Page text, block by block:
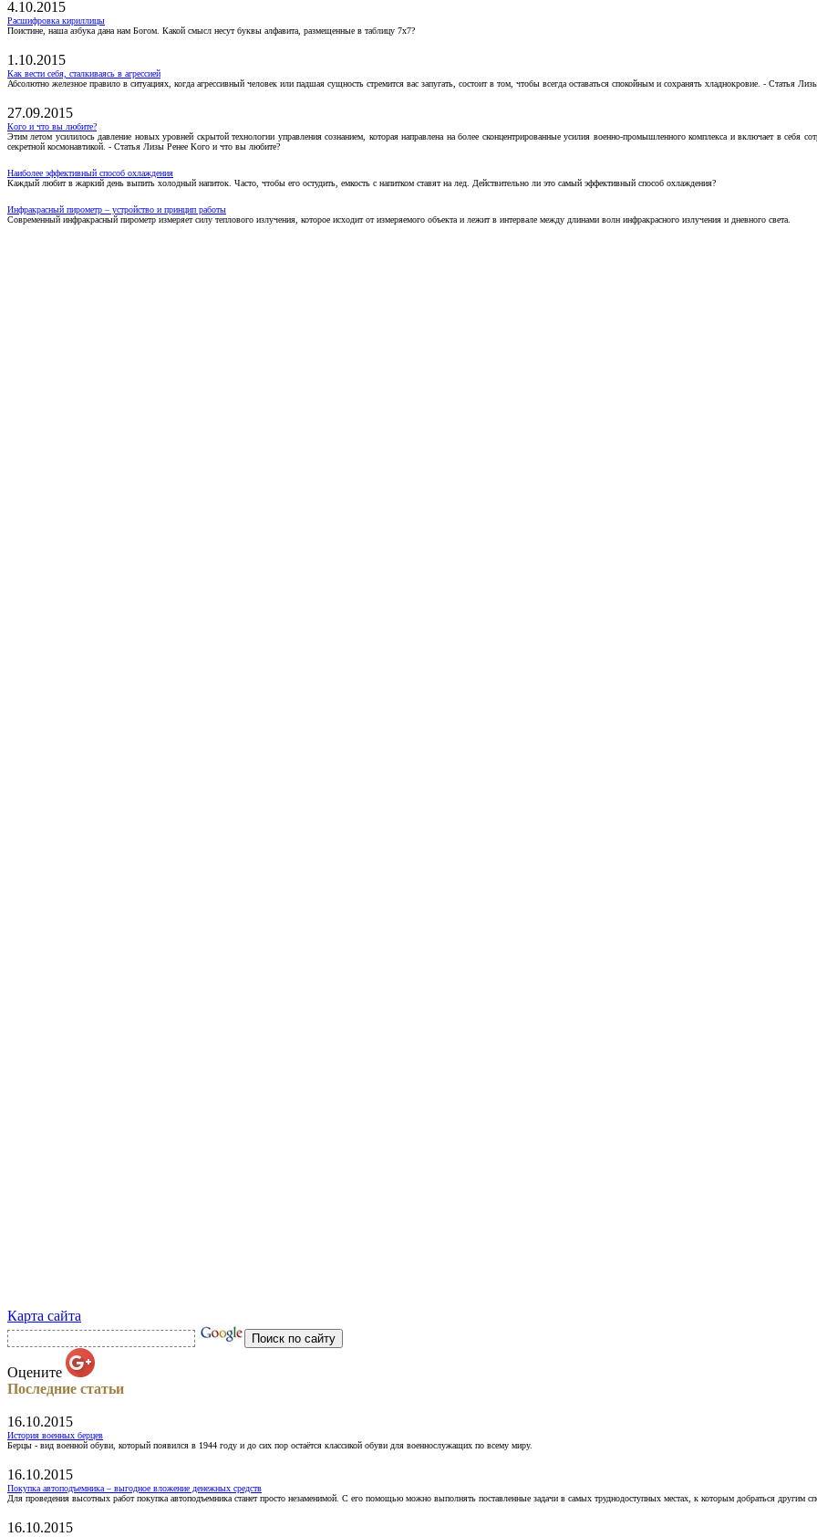
4.10.2015
Расшифровка кириллицы
Поистине, наша азбука дана нам Богом. Какой смысл несут буквы алфавита, размещенные в таблицу 7х7?
1.10.2015
Как вести себя, сталкиваясь в агрессией
Абсолютно железное правило в ситуациях, когда агрессивный человек или падшая сущность стремится вас запугать, состоит в том, чтобы всегда оставаться спокойным и сохранять хладнокровие. - Статья
27.09.2015
Кого и что вы любите?
Этим летом усилилось давление новых уровней скрытой технологии управления сознанием, которая направлена на более сконцентрированные усилия военно-промышленного комплекса и включает в себя
секретной космонавтикой. - Статья Лизы Ренее Кого и что вы любите?
Наиболее эффективный способ охлаждения
Каждый любит в жаркий день выпить холодный напиток. Часто, чтобы его остудить, емкость с напитком ставят на лед. Действительно ли это самый эффективный способ охлаждения?
Инфракрасный пирометр – устройство и принцип работы
Современный инфракрасный пирометр измеряет силу теплового излучения, которое исходит от измеряемого объекта и лежит в интервале между длинами волн инфракрасного излучения и дневного света.
Карта сайта
Оцените
Последние статьи
16.10.2015
История военных берцев
Берцы - вид военной обуви, который появился в 1944 году и до сих пор остаётся классикой обуви для военнослужащих по всему миру.
16.10.2015
Покупка автоподъемника – выгодное вложение денежных средств
Для проведения высотных работ покупка автоподъемника станет просто незаменимой. С его помощью можно выполнять поставленные задачи в самых труднодоступных местах, к которым добраться другим
16.10.2015